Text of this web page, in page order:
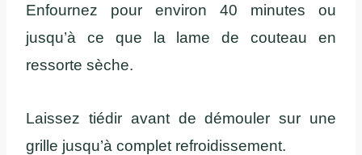
Enfournez pour environ 40 minutes ou
jusqu’à ce que la lame de couteau en
ressorte sèche.
Laissez tiédir avant de démouler sur une
grille jusqu’à complet refroidissement.